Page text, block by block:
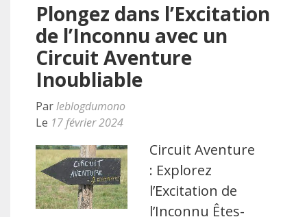
Plongez dans l’Excitation
de l’Inconnu avec un
Circuit Aventure
Inoubliable
Parleblogdumono
Le 17 février 2024
Circuit Aventure
: Explorez
l’Excitation de
l’Inconnu Êtes-